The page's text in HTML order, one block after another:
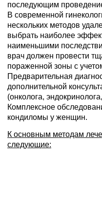
последующим
В современной
нескольких методов
выбрать наиболее
наименьшими
врач должен провести
пораженной зоны с
Предварительная
дополнительной
(онколога,
Комплексное
кондиломы у женщин.
К основным методам
следующие: